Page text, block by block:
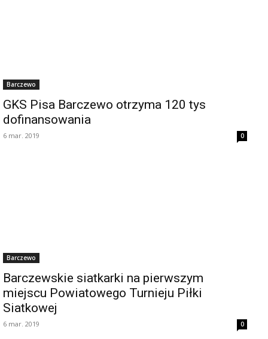
Barczewo
GKS Pisa Barczewo otrzyma 120 tys
dofinansowania
6 mar. 2019 0
Barczewo
Barczewskie siatkarki na pierwszym
miejscu Powiatowego Turnieju Piłki
Siatkowej
6 mar. 2019 0